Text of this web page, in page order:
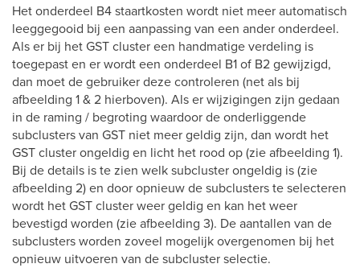
Het onderdeel B4 staartkosten wordt niet meer automatisch
leeggegooid bij een aanpassing van een ander onderdeel.
Als er bij het GST cluster een handmatige verdeling is
toegepast en er wordt een onderdeel B1 of B2 gewijzigd,
dan moet de gebruiker deze controleren (net als bij
afbeelding 1 & 2 hierboven). Als er wijzigingen zijn gedaan
in de raming / begroting waardoor de onderliggende
subclusters van GST niet meer geldig zijn, dan wordt het
GST cluster ongeldig en licht het rood op (zie afbeelding 1).
Bij de details is te zien welk subcluster ongeldig is (zie
afbeelding 2) en door opnieuw de subclusters te selecteren
wordt het GST cluster weer geldig en kan het weer
bevestigd worden (zie afbeelding 3). De aantallen van de
subclusters worden zoveel mogelijk overgenomen bij het
opnieuw uitvoeren van de subcluster selectie.